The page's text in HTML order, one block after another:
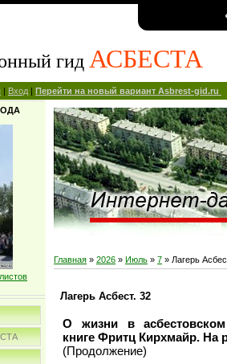
гид АСБЕСТА
| Вход | Перейти на новый вариант Asbrest-gid.ru
Главная » 2026 » Июль » 7 » Лагерь
Лагерь Асбест. 32
О жизни в
книге Фритц Кирхмайр. На
(Продолжение)